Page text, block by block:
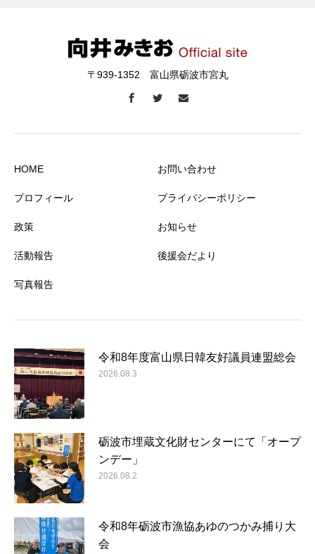
〒939-1352 富山県砺波市宮丸
HOME
プロフィール
政策
活動報告
写真報告
お問い合わせ
プライバシーポリシー
お知らせ
後援会だより
令和8年度富山県日韓友好議員連盟総会
2026.08.3
砺波市埋蔵文化財センターにて「オープ
ンデー」
2026.08.2
令和8年砺波市漁協あゆのつかみ捕り大
会